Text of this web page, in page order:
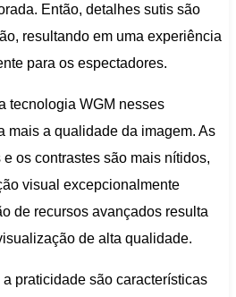
Então, detalhes sutis são
resultando em uma experiência
para os espectadores.
tecnologia WGM nesses
mais a qualidade da imagem. As
os contrastes são mais nítidos,
visual excepcionalmente
de recursos avançados resulta
de alta qualidade.
praticidade são características